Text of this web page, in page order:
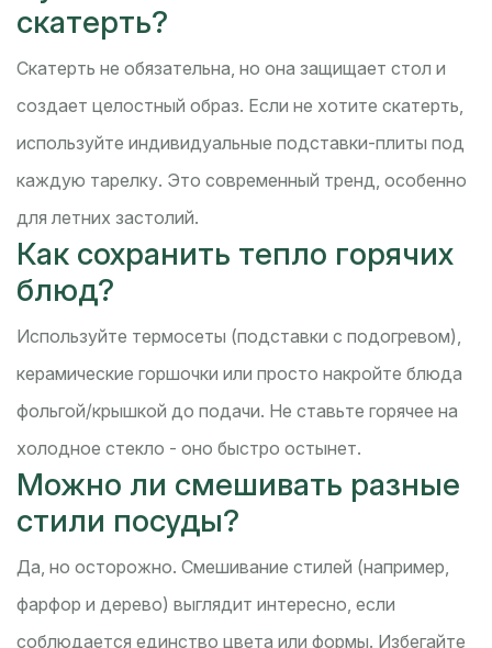
скатерть?
Скатерть не обязательна, но она защищает стол и
создает целостный образ. Если не хотите скатерть,
используйте индивидуальные подставки-плиты под
каждую тарелку. Это современный тренд, особенно
для летних застолий.
Как сохранить тепло горячих
блюд?
Используйте термосеты (подставки с подогревом),
керамические горшочки или просто накройте блюда
фольгой/крышкой до подачи. Не ставьте горячее на
холодное стекло - оно быстро остынет.
Можно ли смешивать разные
стили посуды?
Да, но осторожно. Смешивание стилей (например,
фарфор и дерево) выглядит интересно, если
соблюдается единство цвета или формы. Избегайте